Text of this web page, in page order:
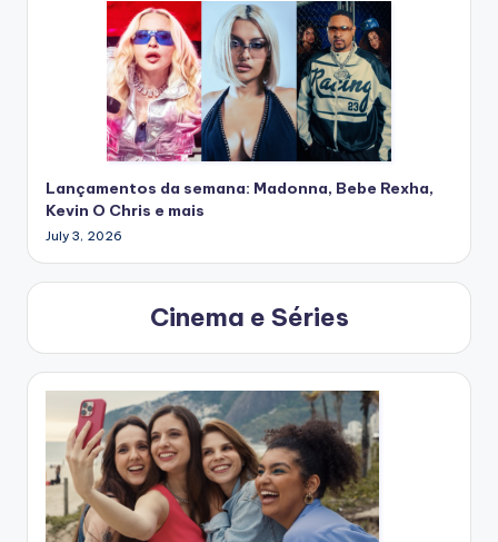
Lançamentos da semana: Madonna, Bebe Rexha,
Kevin O Chris e mais
July 3, 2026
Cinema e Séries